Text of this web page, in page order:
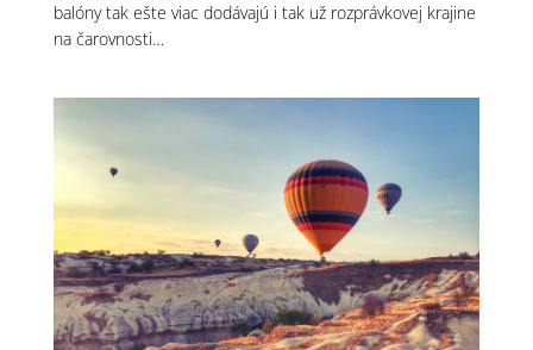
balóny tak ešte viac dodávajú i tak už rozprávkovej krajine
na čarovnosti…